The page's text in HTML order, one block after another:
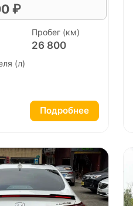
₽
Пробег (км)
26 800
(л)
Подробнее